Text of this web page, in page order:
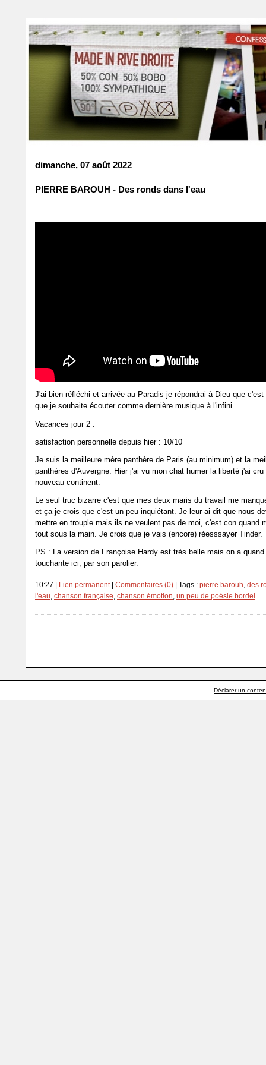
dimanche, 07 août 2022
PIERRE BAROUH - Des ronds dans l'eau
J'ai bien réfléchi et arrivée au Paradis je répondrai à Dieu que
que je souhaite écouter comme dernière musique à l'infini.
Vacances jour 2 :
satisfaction personnelle depuis hier : 10/10
Je suis la meilleure mère panthère de Paris (au minimum) et la
panthères d'Auvergne. Hier j'ai vu mon chat humer la liberté j'ai cru
nouveau continent.
Le seul truc bizarre c'est que mes deux maris du travail me
et ça je crois que c'est un peu inquiétant. Je leur ai dit que nous
mettre en trouple mais ils ne veulent pas de moi, c'est con quand
tout sous la main. Je crois que je vais (encore) réesssayer Tinder.
PS : La version de Françoise Hardy est très belle mais on a
touchante ici, par son parolier.
10:27 | Lien permanent| Commentaires (0) | Tags : pierre barouh, des
l'eau, chanson française, chanson émotion, un peu de poésie bordel
Déclarer un